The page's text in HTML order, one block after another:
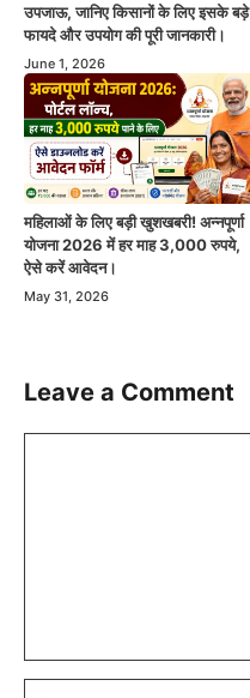
उपजाऊ, जानिए किसानों के लिए इसके बड़े
फायदे और उपयोग की पूरी जानकारी।
June 1, 2026
महिलाओं के लिए बड़ी खुशखबरी! अन्नपूर्णा
योजना 2026 में हर माह 3,000 रुपये,
ऐसे करें आवेदन।
May 31, 2026
Leave a Comment